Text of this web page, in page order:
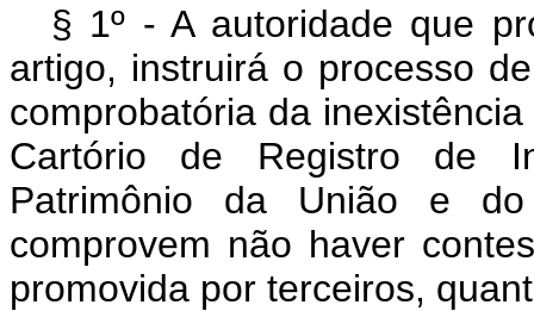
§ 1º - A autoridade que
artigo, instruirá o processo
comprobatória da
Cartório de Registro de
Patrimônio da União e
comprovem não haver
promovida por terceiros,